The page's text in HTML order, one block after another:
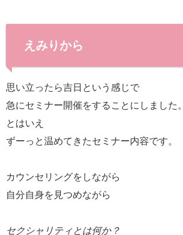
えみりから
思い立ったら吉日という感じで
急にセミナー開催をすることにしました。
とはいえ
ずーっと温めてきたセミナー内容です。
カウンセリングをしながら
自分自身を見つめながら
セクシャリティとは何か？